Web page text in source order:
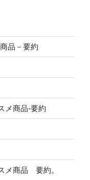
品－要約
メ商品-要約
メ商品 要約。